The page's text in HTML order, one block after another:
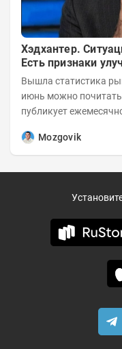
Хэдхантер.
Есть признаки
Вышла статистика рынка труда за июль 2026 года (за
июнь можно почитать здесь ), которую Хедхантер
публикует
Mozgovik